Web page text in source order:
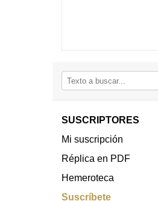
SUSCRIPTORES
Mi suscripción
Réplica en PDF
Hemeroteca
Suscríbete